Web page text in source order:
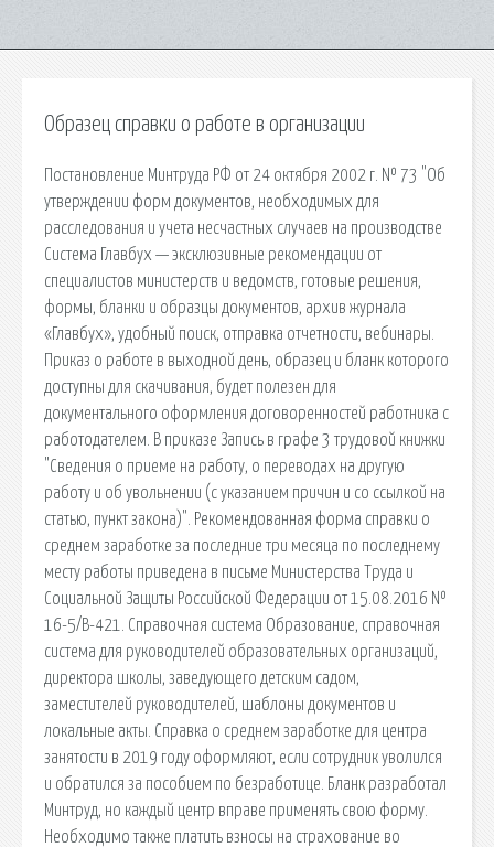
Образец справки о работе в организации
Постановление Минтруда РФ от 24 октября 2002 г. № 73 "Об
утверждении форм документов, необходимых для
расследования и учета несчастных случаев на производстве
Система Главбух — эксклюзивные рекомендации от
специалистов министерств и ведомств, готовые решения,
формы, бланки и образцы документов, архив журнала
«Главбух», удобный поиск, отправка отчетности, вебинары.
Приказ о работе в выходной день, образец и бланк которого
доступны для скачивания, будет полезен для
документального оформления договоренностей работника с
работодателем. В приказе Запись в графе 3 трудовой книжки
"Сведения о приеме на работу, о переводах на другую
работу и об увольнении (с указанием причин и со ссылкой на
статью, пункт закона)". Рекомендованная форма справки о
среднем заработке за последние три месяца по последнему
месту работы приведена в письме Министерства Труда и
Социальной Защиты Российской Федерации от 15.08.2016 №
16-5/В-421. Справочная система Образование, справочная
система для руководителей образовательных организаций,
директора школы, заведующего детским садом,
заместителей руководителей, шаблоны документов и
локальные акты. Справка о среднем заработке для центра
занятости в 2019 году оформляют, если сотрудник уволился
и обратился за пособием по безработице. Бланк разработал
Минтруд, но каждый центр вправе применять свою форму.
Необходимо также платить взносы на страхование во